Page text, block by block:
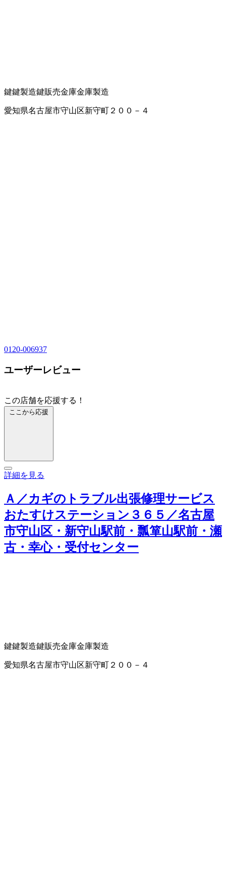
鍵鍵製造鍵販売金庫金庫製造
愛知県名古屋市守山区新守町２００－４
0120-006937
ユーザーレビュー
この店舗を応援する！
ここから応援
詳細を見る
Ａ／カギのトラブル出張修理サービス
おたすけステーション３６５／名古屋
市守山区・新守山駅前・瓢箪山駅前・瀬
古・幸心・受付センター
鍵鍵製造鍵販売金庫金庫製造
愛知県名古屋市守山区新守町２００－４